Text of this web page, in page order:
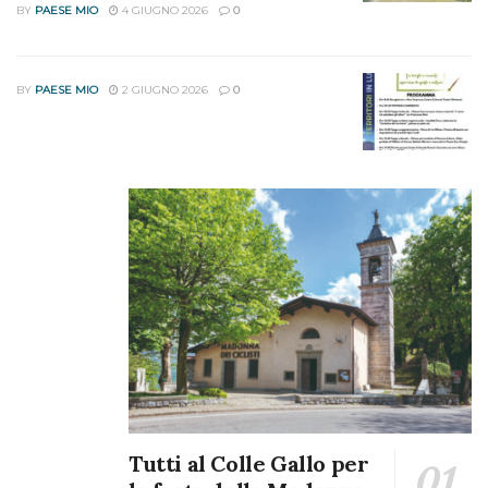
protezione civile e partecipazione a simulazioni ed
percorsi a squadre; escursioni lungo i sentieri della zona;
pernottamento in tenda; attività di Orienteering. Entusiasti
incontrato i volontari delle varie specialità della Protezione
Civile dell’Associazione Nazionale Alpini e della Sanità
alpina (primo soccorso, logistica ospedale da campo),
che hanno coinvolto i ragazzi con attività in aula e di pratica
sul campo. E anche un agente della Polizia di Stato, che ha
illustrato i rischi della strada e l’importanza della sicurezza.
E la Croce Rossa.
Per i ragazzi dormire in tenda, pranzare e cenare insieme e
vivere la quotidianità sono stati la cornice in cui vivere il
fare squadra, l’essere solidali, rafforzare i valori civici,
BY PAESE MIO 4 GIUGNO 2026 0
BY PAESE MIO 2 GIUGNO 2026 0
Tutti al Colle Gallo per